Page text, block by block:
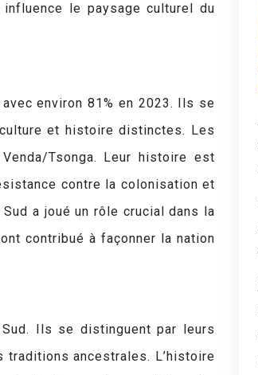
le paysage culturel du
environ 81% en 2023. Ils se
et histoire distinctes. Les
Tsonga. Leur histoire est
contre la colonisation et
a joué un rôle crucial dans la
contribué à façonner la nation
Ils se distinguent par leurs
ancestrales. L’histoire